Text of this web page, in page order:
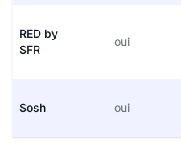
RED by
SFR
oui
Sosh oui